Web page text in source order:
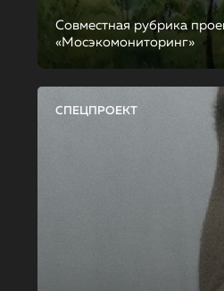
Совместная рубрика
«Мосэкомониторинг»
СПЕЦПРОЕКТ